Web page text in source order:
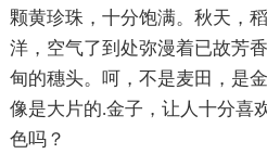
颗黄珍珠，十分饱满。秋天，
洋，空气了到处弥漫着已故芳
甸的穗头。呵，不是麦田，是
像是大片的.金子，让人十分喜
色吗？